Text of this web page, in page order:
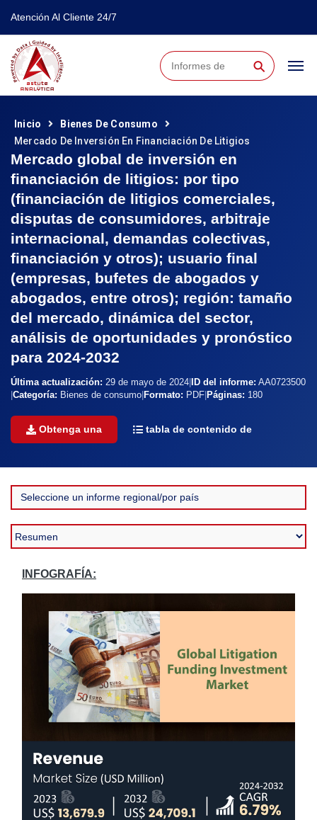
Atención Al Cliente 24/7
⚲
Inicio
Bienes De Consumo
Mercado De Inversión En Financiación De Litigios
Mercado global de inversión en
financiación de litigios: por tipo
(financiación de litigios comerciales,
disputas de consumidores, arbitraje
internacional, demandas colectivas,
financiación y otros); usuario final
(empresas, bufetes de abogados y
abogados, entre otros); región: tamaño
del mercado, dinámica del sector,
análisis de oportunidades y pronóstico
para 2024-2032
Última actualización: 29 de mayo de 2024 ID del informe: AA0723500
Categoría: Bienes de consumo Formato: PDF Páginas: 180
Obtenga una tabla de contenido de
INFOGRAFÍA: